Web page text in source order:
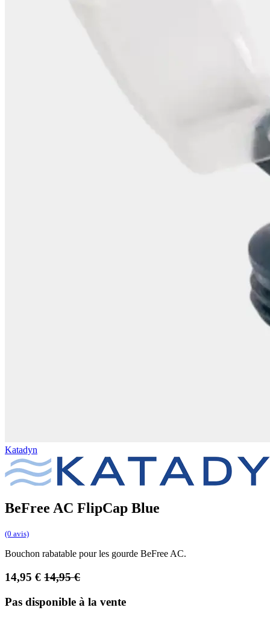
Katadyn
BeFree AC FlipCap Blue
(0 avis)
Bouchon rabatable pour les gourde BeFree AC.
14,95 € 14,95€
Pas disponible à la vente